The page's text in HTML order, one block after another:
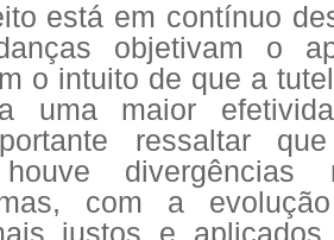
está em contínuo
objetivam o
o intuito de que a
uma maior
ressaltar
houve
com a